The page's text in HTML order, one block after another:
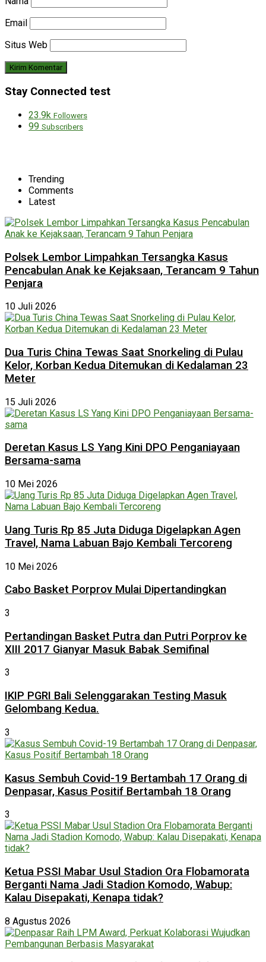
Email
Situs Web
Stay Connected test
23.9k Followers
99 Subscribers
Trending
Comments
Latest
Polsek Lembor Limpahkan Tersangka Kasus
Pencabulan Anak ke Kejaksaan, Terancam 9 Tahun
Penjara
10 Juli 2026
Dua Turis China Tewas Saat Snorkeling di Pulau
Kelor, Korban Kedua Ditemukan di Kedalaman 23
Meter
15 Juli 2026
Deretan Kasus LS Yang Kini DPO Penganiayaan
Bersama-sama
10 Mei 2026
Uang Turis Rp 85 Juta Diduga Digelapkan Agen
Travel, Nama Labuan Bajo Kembali Tercoreng
10 Mei 2026
Cabo Basket Porprov Mulai Dipertandingkan
3
Pertandingan Basket Putra dan Putri Porprov ke
XIII 2017 Gianyar Masuk Babak Semifinal
3
IKIP PGRI Bali Selenggarakan Testing Masuk
Gelombang Kedua.
3
Kasus Sembuh Covid-19 Bertambah 17 Orang di
Denpasar, Kasus Positif Bertambah 18 Orang
3
Ketua PSSI Mabar Usul Stadion Ora Flobamorata
Berganti Nama Jadi Stadion Komodo, Wabup:
Kalau Disepakati, Kenapa tidak?
8 Agustus 2026